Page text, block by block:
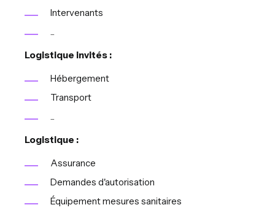
Intervenants
Logistique invités :
Hébergement
Transport
Logistique :
Assurance
Demandes d'autorisation
Équipement mesures sanitaires